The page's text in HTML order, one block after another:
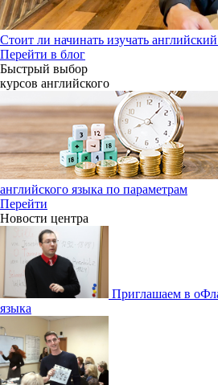
Стоит ли начинать изучать
Перейти в блог
Быстрый выбор
курсов английcкого
английского языка по параметрам
Перейти
Новости центра
Приглашаем в
языка